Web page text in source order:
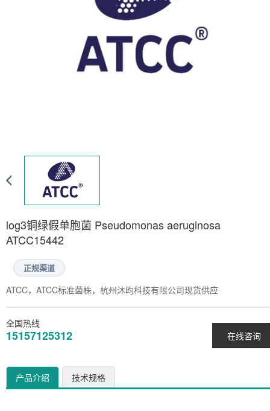
log3铜绿假单胞菌 Pseudomonas aeruginosa
ATCC15442
正规渠道
ATCC，ATCC标准菌株，杭州沐昀科技有限公司现货供应
在线咨询
全国热线
15157125312
产品介绍 技术规格